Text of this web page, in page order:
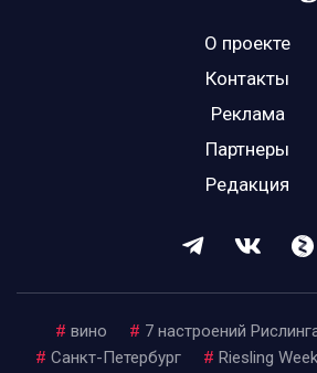
О проекте
Контакты
Реклама
Партнеры
Редакция
# вино # 7 настроений
# Санкт-Петербург # Riesling